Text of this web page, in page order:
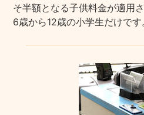
そ半額となる子供料金が適用
6歳から12歳の小学生だけです